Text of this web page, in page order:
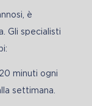
è
Gli specialisti
minuti ogni
settimana.